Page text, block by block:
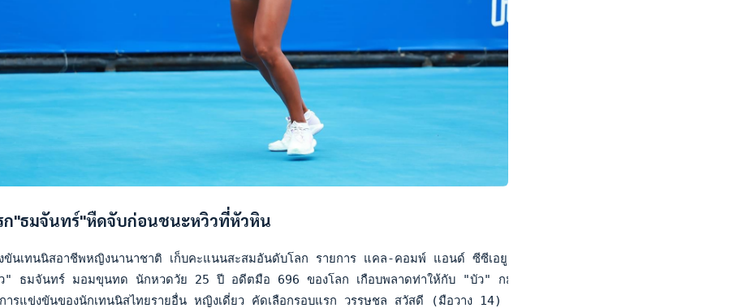
ก"ธมจันทร์"หืดจับก่อนชนะหวิวที่หัวหิน
ขันเทนนิสอาชีพหญิงนานาชาติ เก็บคะแนนสะสมอันดับโลก รายการ แคล-คอมพ์ แอนด์ ซีซีเอยู อินดัสตรี 4.0 ไอทีเอฟ เวิลด์ เทนนิส ทัว
ธมจันทร์ มอมขุนทด นักหวดวัย 25 ปี อดีตมือ 696 ของโลก เกือบพลาดท่าให้กับ "บัว" กมลวรรณ ยอดเพ็ชร รุ่นน้องดาวรุ่งวัย 15 ปี
ารแข่งขันของนักเทนนิสไทยรายอื่น หญิงเดี่ยว คัดเลือกรอบแรก วรรษชล สวัสดี (มือวาง 14) ชนะ ภาวินี ร่วมรักษ์ 6-2, 1-0Ret. (